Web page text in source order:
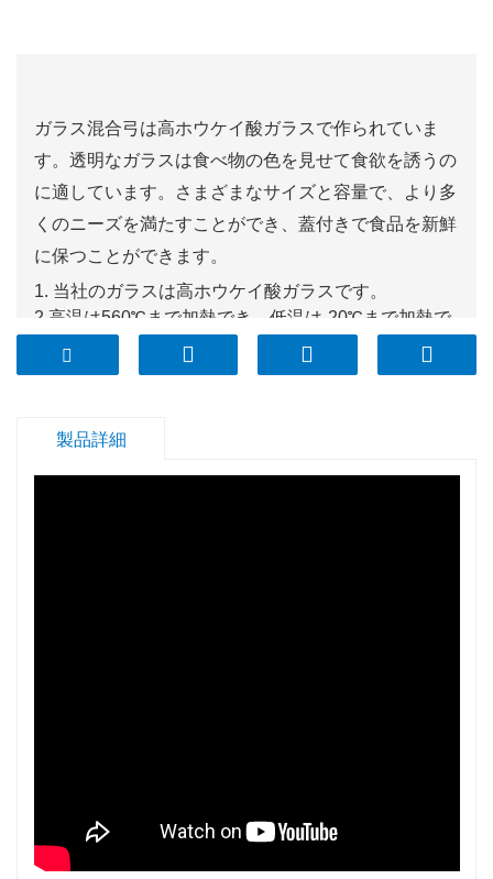
ガラス混合弓は高ホウケイ酸ガラスで作られていま
す。透明なガラスは食べ物の色を見せて食欲を誘うの
に適しています。さまざまなサイズと容量で、より多
くのニーズを満たすことができ、蓋付きで食品を新鮮
に保つことができます。
1. 当社のガラスは高ホウケイ酸ガラスです。
2.高温は560℃まで加熱でき、低温は-20℃まで加熱で
3. 120℃までの熱衝撃に優れています。
5. 非多孔質で、食品の臭い、風味、汚れを吸収しませ
ん。
製品詳細